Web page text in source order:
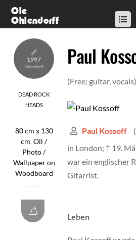
SkipOle
Ohlendorff
1997
DEAD ROCK
HEADS
80 cm x 130
cm,Oil /
Photo /
Wallpaper on
Woodboard
Paul
(Free; guitar, vocals)
Paul Kossoff
in London; † 19.
war ein englischer
Gitarrist.
Leben